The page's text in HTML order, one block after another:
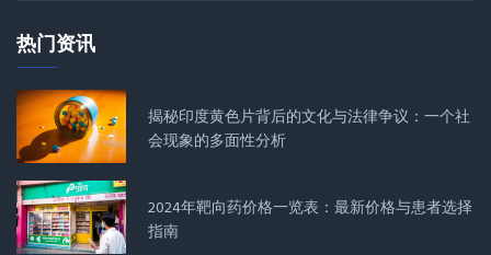
热门资讯
揭秘印度黄色片背后的文化与法律争议：一个社
会现象的多面性分析
2024年靶向药价格一览表：最新价格与患者选择
指南